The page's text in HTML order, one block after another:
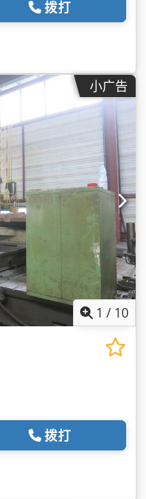
拨打
小广告
1 / 10
拨打